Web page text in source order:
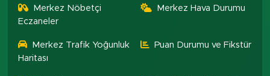
Merkez Nöbetçi
Eczaneler
Merkez Hava Durumu
Merkez Trafik Yoğunluk
Haritası
Puan Durumu ve Fikstür